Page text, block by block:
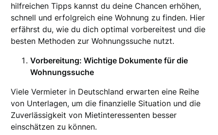
hilfreichen Tipps kannst du deine Chancen erhöhen,
schnell und erfolgreich eine Wohnung zu finden. Hier
erfährst du, wie du dich optimal vorbereitest und die
besten Methoden zur Wohnungssuche nutzt.
Vorbereitung: Wichtige Dokumente für die
Wohnungssuche
Viele Vermieter in Deutschland erwarten eine Reihe
von Unterlagen, um die finanzielle Situation und die
Zuverlässigkeit von Mietinteressenten besser
einschätzen zu können.